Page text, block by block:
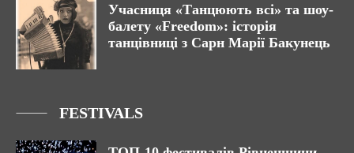
Учасниця «Танцюють всі» та шоу-
балету «Freedom»: історія
танцівниці з Сарн Марії Бакунець
FESTIVALS